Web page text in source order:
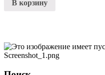
В корзину